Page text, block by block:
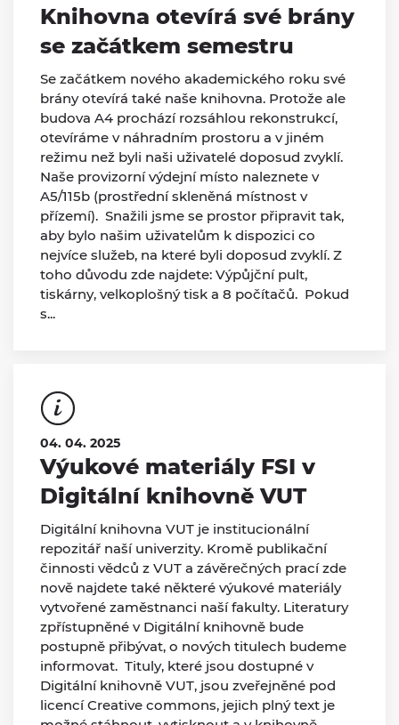
Knihovna otevírá své brány
se začátkem semestru
Se začátkem nového akademického roku své
brány otevírá také naše knihovna. Protože ale
budova A4 prochází rozsáhlou rekonstrukcí,
otevíráme v náhradním prostoru a v jiném
režimu než byli naši uživatelé doposud zvyklí.
Naše provizorní výdejní místo naleznete v
A5/115b (prostřední skleněná místnost v
přízemí). Snažili jsme se prostor připravit tak,
aby bylo našim uživatelům k dispozici co
nejvíce služeb, na které byli doposud zvyklí. Z
toho důvodu zde najdete: Výpůjční pult,
tiskárny, velkoplošný tisk a 8 počítačů. Pokud
s...
04. 04. 2025
Výukové materiály FSI v
Digitální knihovně VUT
Digitální knihovna VUT je institucionální
repozitář naší univerzity. Kromě publikační
činnosti vědců z VUT a závěrečných prací zde
nově najdete také některé výukové materiály
vytvořené zaměstnanci naší fakulty. Literatury
zpřístupněné v Digitální knihovně bude
postupně přibývat, o nových titulech budeme
informovat. Tituly, které jsou dostupné v
Digitální knihovně VUT, jsou zveřejněné pod
licencí Creative commons, jejich plný text je